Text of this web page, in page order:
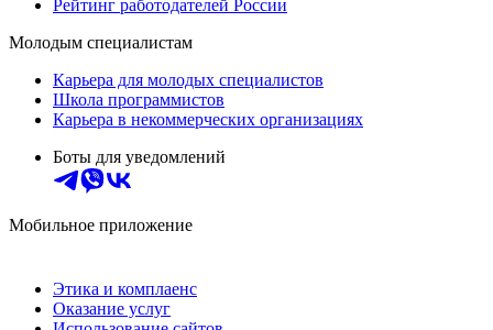
Рейтинг работодателей России
Молодым специалистам
Карьера для молодых специалистов
Школа программистов
Карьера в некоммерческих организациях
Боты для уведомлений
Мобильное приложение
Этика и комплаенс
Оказание услуг